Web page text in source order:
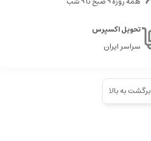
تحویل اکسپرس
سراسر ایران
برگشت به بالا